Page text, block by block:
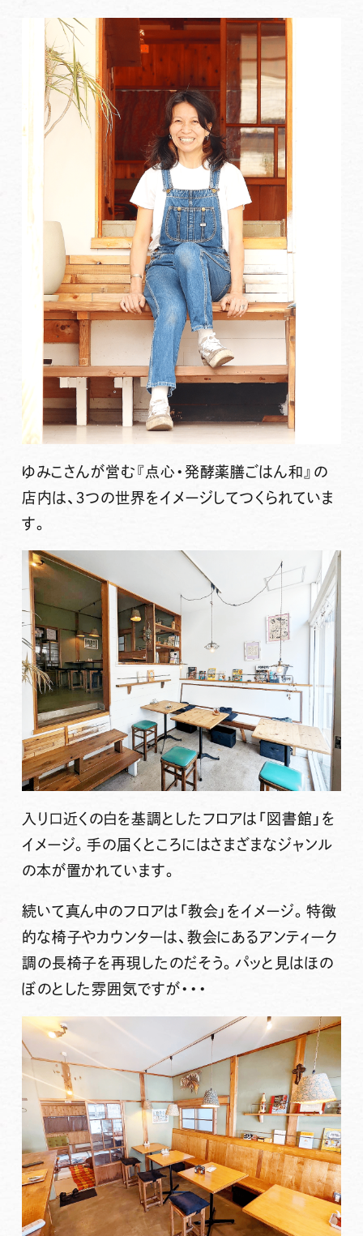
ゆみこさんが営む 『点心・発酵薬膳ごはん和』の
店内は、３つの世界をイメージしてつくられていま
す。
入り口近くの白を基調としたフロアは「図書館」を
イメージ。手の届くところにはさまざまなジャンル
の本が置かれています。
続いて真ん中のフロアは「教会」をイメージ。特徴
的な椅子やカウンターは、教会にあるアンティーク
調の長椅子を再現したのだそう。パッと見はほの
ぼのとした雰囲気ですが・・・